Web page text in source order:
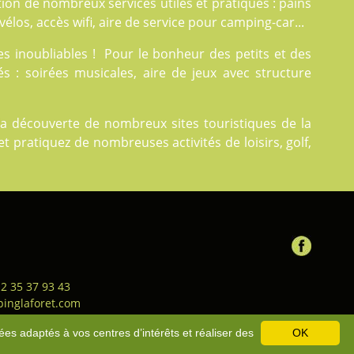
accès wifi, aire de service pour camping-car...
inoubliables ! Pour le bonheur des petits et des
: soirées musicales, aire de jeux avec structure
découverte de nombreux sites touristiques de la
pratiquez de nombreuses activités de loisirs, golf,
35 37 93 43
générale de vente -Bons
OK
adaptés à vos centres d’intérêts et réaliser des